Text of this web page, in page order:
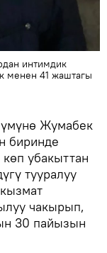
интимдик
менен 41 жаштагы
Жумабек
биринде
убакыттан
тууралуу
чакырып,
30 пайызын